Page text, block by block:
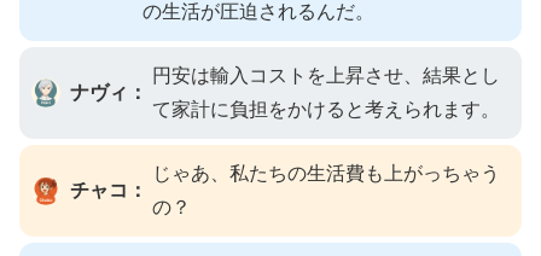
の生活が圧迫されるんだ。
ナヴィ：
円安は輸入コストを上昇させ、結果とし
て家計に負担をかけると考えられます。
チャコ：
じゃあ、私たちの生活費も上がっちゃう
の？